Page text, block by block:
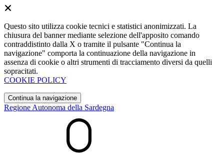
Questo sito utilizza cookie tecnici e statistici anonimizzati. La
chiusura del banner mediante selezione dell'apposito comando
contraddistinto dalla X o tramite il pulsante "Continua la
navigazione" comporta la continuazione della navigazione in
assenza di cookie o altri strumenti di tracciamento diversi da quelli
sopracitati.
COOKIE POLICY
Continua la navigazione
Regione Autonoma della Sardegna